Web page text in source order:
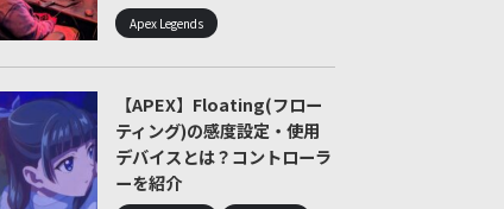
Apex Legends
【APEX】Floating(フロー
ティング)の感度設定・使用
デバイスとは？コントローラ
ーを紹介